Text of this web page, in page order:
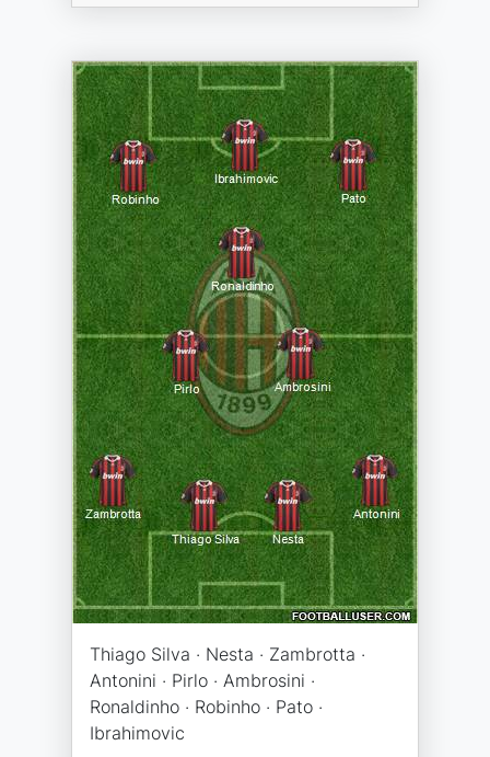
Thiago Silva · Nesta · Zambrotta ·
Antonini · Pirlo · Ambrosini ·
Ronaldinho · Robinho · Pato ·
Ibrahimovic